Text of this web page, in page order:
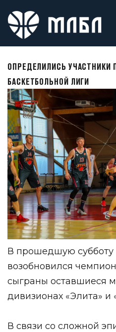
ОПРЕДЕЛИЛИСЬ
БАСКЕТБОЛЬНОЙ ЛИГИ
В прошедшую субботу
возобновился
сыграны оставшиеся
дивизионах «Элита» и
В связи со сложной